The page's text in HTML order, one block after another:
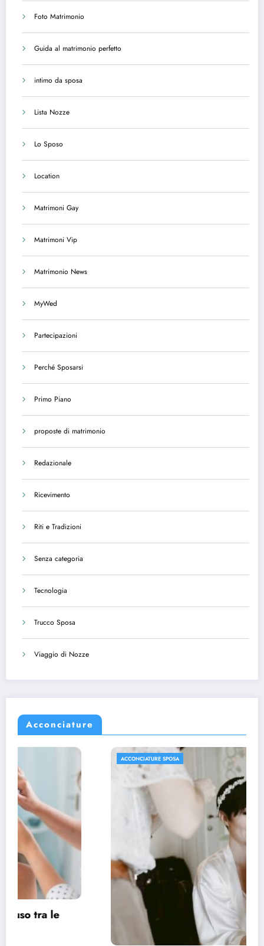
Foto Matrimonio
Guida al matrimonio perfetto
intimo da sposa
Lista Nozze
Lo Sposo
Location
Matrimoni Gay
Matrimoni Vip
Matrimonio News
MyWed
Partecipazioni
Perché Sposarsi
Primo Piano
proposte di matrimonio
Redazionale
Ricevimento
Riti e Tradizioni
Senza categoria
Tecnologia
Trucco Sposa
Viaggio di Nozze
Acconciature